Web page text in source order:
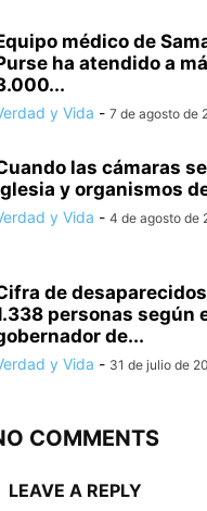
médico de
ha atendido a
y Vida - 7 de agosto de
las cámaras
y organismos
y Vida - 4 de agosto de
de
personas según
de...
y Vida - 31 de julio de
COMMENTS
LEAVE A REPLY